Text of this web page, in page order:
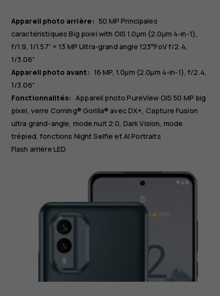
Appareil photo arrière: 50 MPPrincipales
caractéristiques Big pixel with OIS 1.0µm (2.0µm 4-in-1),
f/1.9, 1/1.57” + 13 MPUltra-grand angle 123°FoV f/2.4,
1/3.06”
Appareil photo avant: 16 MP 1.0µm (2.0µm 4-in-1), f/2.4,
1/3.06”
Fonctionnalités: Appareil photo PureView OIS 50 MP big
pixel, verre Corning® Gorilla® avec DX+, Capture Fusion
ultra grand-angle, mode nuit 2.0, Dark Vision, mode
trépied, fonctions Night Selfie et AI Portraits
Flash arrière LED